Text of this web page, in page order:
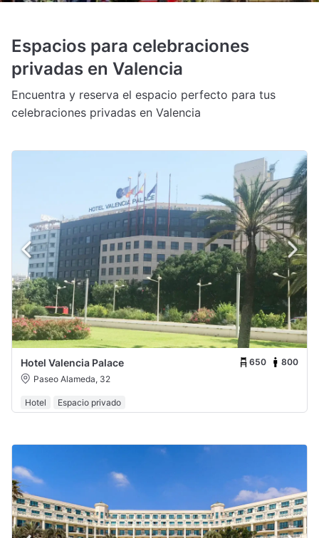
Espacios para celebraciones
privadas en Valencia
Encuentra y reserva el espacio perfecto para tus
celebraciones privadas en Valencia
Hotel Valencia Palace 650
800
Paseo Alameda, 32
Hotel Espacio privado